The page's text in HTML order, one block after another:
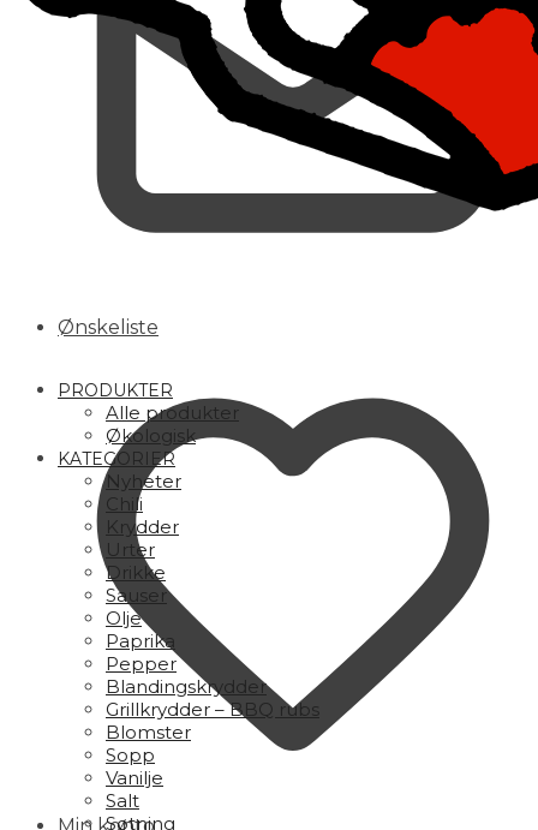
Ønskeliste
PRODUKTER
Alle produkter
Økologisk
KATEGORIER
Nyheter
Chili
Krydder
Urter
Drikke
Sauser
Olje
Paprika
Pepper
Blandingskrydder
Grillkrydder – BBQ rubs
Blomster
Sopp
Vanilje
Salt
Søtning